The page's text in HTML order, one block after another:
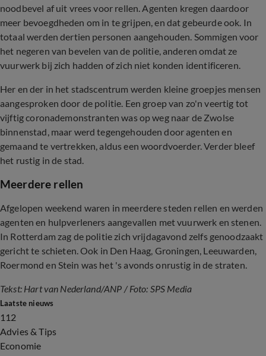
noodbevel af uit vrees voor rellen. Agenten kregen daardoor
meer bevoegdheden om in te grijpen, en dat gebeurde ook. In
totaal werden dertien personen aangehouden. Sommigen voor
het negeren van bevelen van de politie, anderen omdat ze
vuurwerk bij zich hadden of zich niet konden identificeren.
Her en der in het stadscentrum werden kleine groepjes mensen
aangesproken door de politie. Een groep van zo'n veertig tot
vijftig coronademonstranten was op weg naar de Zwolse
binnenstad, maar werd tegengehouden door agenten en
gemaand te vertrekken, aldus een woordvoerder. Verder bleef
het rustig in de stad.
Meerdere rellen
Afgelopen weekend waren in meerdere steden rellen en werden
agenten en hulpverleners aangevallen met vuurwerk en stenen.
In Rotterdam zag de politie zich vrijdagavond zelfs genoodzaakt
gericht te schieten. Ook in Den Haag, Groningen, Leeuwarden,
Roermond en Stein was het 's avonds onrustig in de straten.
Tekst: Hart van Nederland/ANP / Foto: SPS Media
Laatste nieuws
112
Advies & Tips
Economie